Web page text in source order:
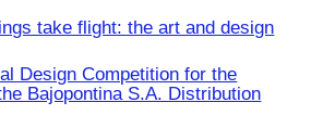
take flight: the art and design
Design Competition for the
Bajopontina S.A. Distribution